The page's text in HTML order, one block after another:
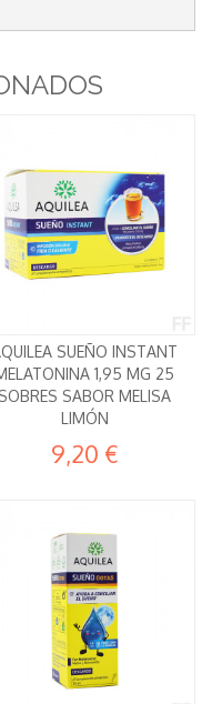
SUEÑO INSTANT
1,95 MG 25
SOBRES SABOR MELISA
LIMÓN
9,20 €